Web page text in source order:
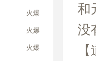
火爆
火爆
火爆
和
没